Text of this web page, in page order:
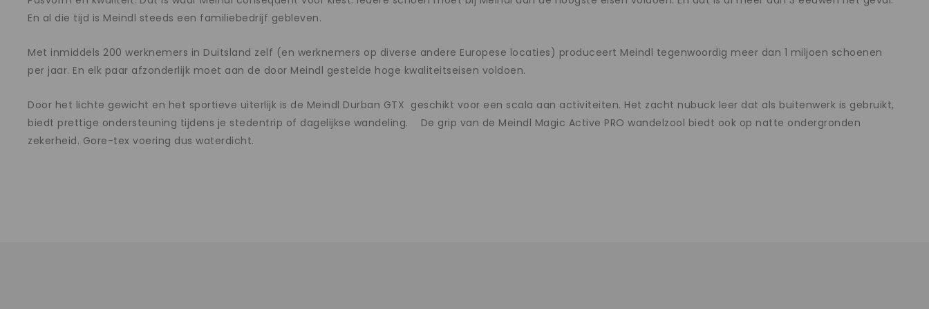
En al die tijd is Meindl steeds een familiebedrijf gebleven.
Met inmiddels 200 werknemers in Duitsland zelf (en werknemers op diverse andere Europese locaties) produceert Meindl tegenwoordig meer dan 1 miljoen schoenen
per jaar. En elk paar afzonderlijk moet aan de door Meindl gestelde hoge kwaliteitseisen voldoen.
Door het lichte gewicht en het sportieve uiterlijk is de Meindl Durban GTX geschikt voor een scala aan activiteiten. Het zacht nubuck leer dat als buitenwerk is gebruikt,
biedt prettige ondersteuning tijdens je stedentrip of dagelijkse wandeling. De grip van de Meindl Magic Active PRO wandelzool biedt ook op natte ondergronden
zekerheid. Gore-tex voering dus waterdicht.